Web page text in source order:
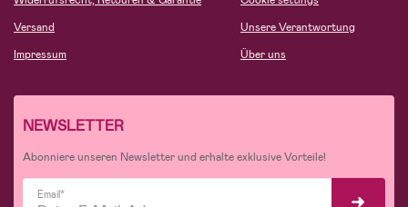
Versand
Impressum
Unsere Verantwortung
Über uns
NEWSLETTER
Abonniere unseren Newsletter und erhalte exklusive Vorteile!
Email*